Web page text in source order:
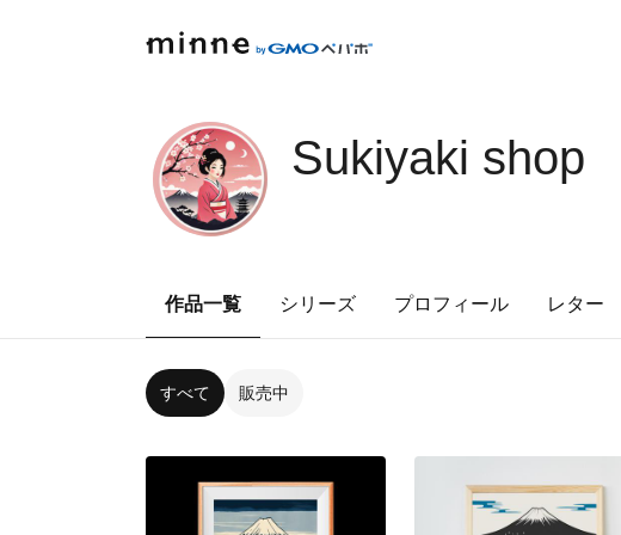
Sukiyaki shop
作品一覧 シリーズ プロフィール レター
すべて 販売中